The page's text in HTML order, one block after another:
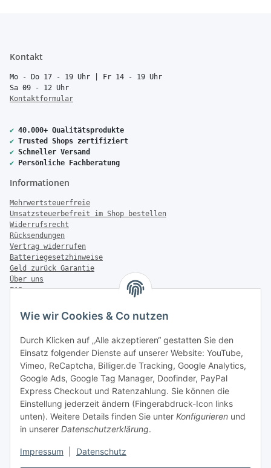
Wie wir Cookies & Co nutzen
Durch Klicken auf „Alle akzeptieren“ gestatten Sie den
Einsatz folgender Dienste auf unserer Website: YouTube,
Vimeo, ReCaptcha, Billiger.de Tracking, Google Analytics,
Google Ads, Google Tag Manager, Doofinder, PayPal
Express Checkout und Ratenzahlung. Sie können die
Einstellung jederzeit ändern (Fingerabdruck-Icon links
unten). Weitere Details finden Sie unter Konfigurieren und
in unserer Datenschutzerklärung.
Impressum Datenschutz
Kontakt
Mo - Do 17 - 19 Uhr | Fr 14 - 19 Uhr
Sa 09 - 12 Uhr
Kontaktformular
✔ 40.000+ Qualitätsprodukte
✔ Trusted Shops zertifiziert
✔ Schneller Versand
✔ Persönliche Fachberatung
Informationen
Mehrwertsteuerfreie
Umsatzsteuerbefreit im Shop bestellen
Widerrufsrecht
Rücksendungen
Vertrag widerrufen
Batteriegesetzhinweise
Geld zurück Garantie
Über uns
FAQ
Zahlung & Versand
Versandinformationen
Sonstiges